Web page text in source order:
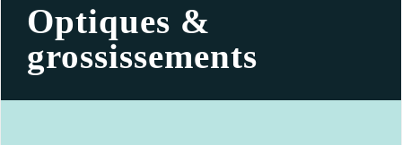
Optiques &
grossissements